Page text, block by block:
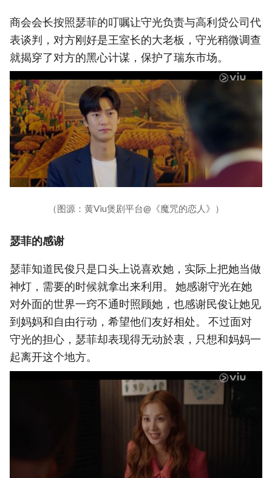
商会会长按照瑟菲的叮嘱让守光负责与高利贷公司代
表谈判，对方刚好是王室长的大老板，守光稍微调查
就揭穿了对方的黑心计谋，保护了瑞东市场。
（图源：黄Viu煲剧平台@《魔咒的恋人》）
瑟菲的感谢
瑟菲知道民俊只是口头上说喜欢她，实际上把她当做
神灯，需要的时候就拿出来利用。 她感谢守光在她
对外面的世界一窍不通时照顾她，也感谢民俊让她见
到妈妈和自由行动，希望他们友好相处。 不过面对
守光的担心，瑟菲却表现得无动於衷，只想和妈妈一
起离开这个地方。